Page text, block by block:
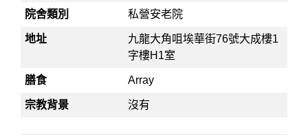
院舍類別 私營安老院
地址
九龍大角咀埃華街76號大成樓1
字樓H1室
膳食 Array
宗教背景 沒有